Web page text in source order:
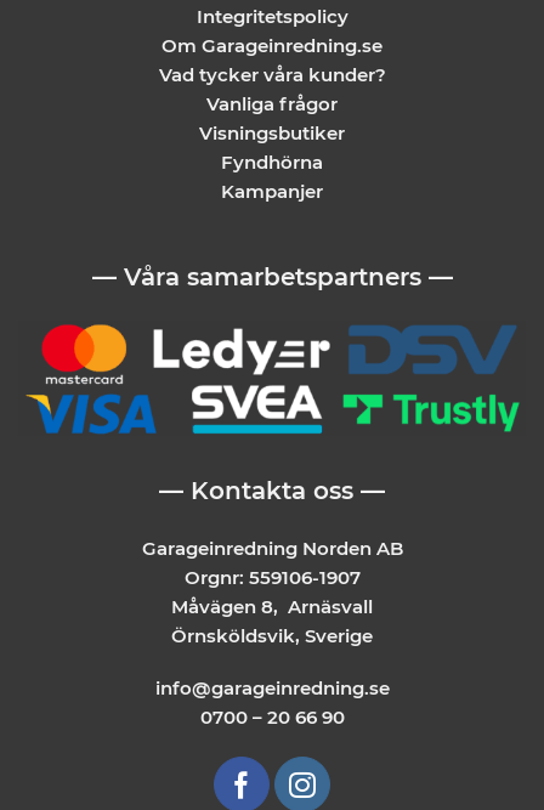
Integritetspolicy
Om Garageinredning.se
Vad tycker våra kunder?
Vanliga frågor
Visningsbutiker
Fyndhörna
Kampanjer
— Våra samarbetspartners —
— Kontakta oss —
Garageinredning Norden AB
Orgnr: 559106-1907
Måvägen 8, Arnäsvall
Örnsköldsvik, Sverige
info@garageinredning.se
0700 – 20 66 90